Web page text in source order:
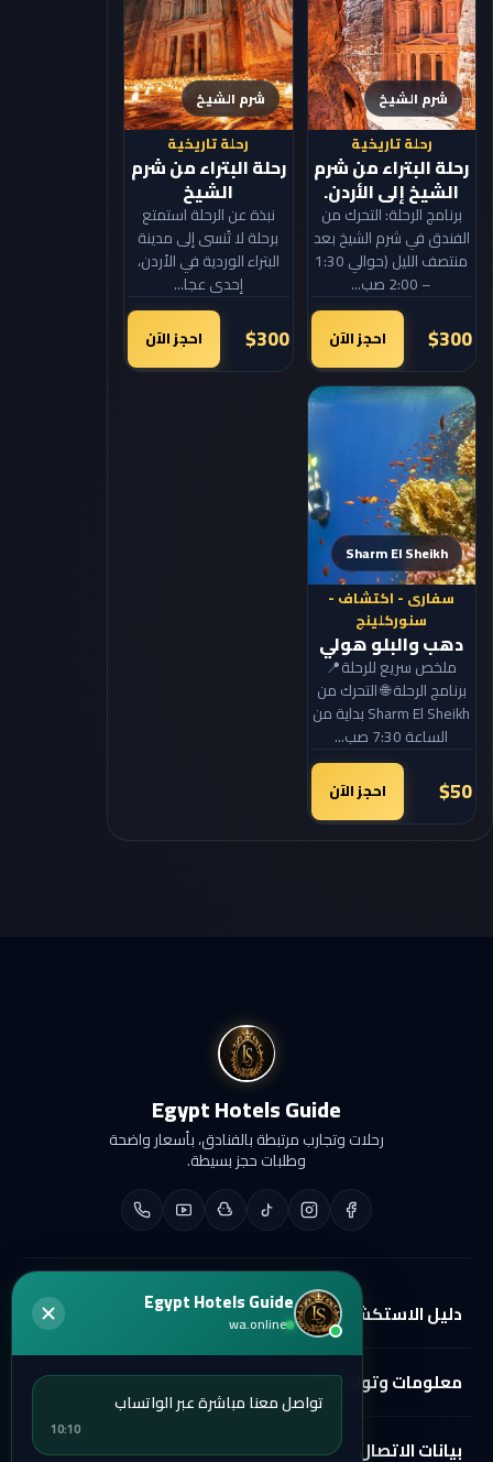
شرم الشيخ
رحلة تاريخية
رحلة البتراء من شرم
الشيخ إلى الأردن.
برنامج الرحلة: التحرك من
الفندق في شرم الشيخ بعد
منتصف الليل (حوالي 1:30
– 2:00 صب...
$300 احجز الآن
شرم الشيخ
رحلة تاريخية
رحلة البتراء من شرم
الشيخ
نبذة عن الرحلة استمتع
برحلة لا تُنسى إلى مدينة
البتراء الوردية في الأردن،
إحدى عجا...
$300 احجز الآن
Sharm El Sheikh
سفارى - اكتشاف -
سنوركلينج
دهب والبلو هولي
ملخص سريع للرحلة📍
برنامج الرحلة 🌐 التحرك من
Sharm El Sheikh بداية من
الساعة 7:30 صب...
$50 احجز الآن
Egypt Hotels Guide
رحلات وتجارب مرتبطة بالفنادق، بأسعار واضحة
وطلبات حجز بسيطة.
دليل الاستكشاف
الرحلات السياحية
معلومات وتواصل
بيانات الاتصال
Egypt Hotels Guide
wa.online
تواصل معنا مباشرة عبر الواتساب
10:10